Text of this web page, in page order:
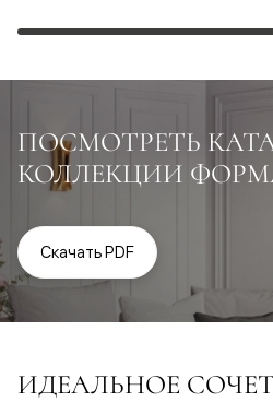
ПОСМОТРЕТЬ
КОЛЛЕКЦИИ
Скачать PDF
ИДЕАЛЬНОЕ